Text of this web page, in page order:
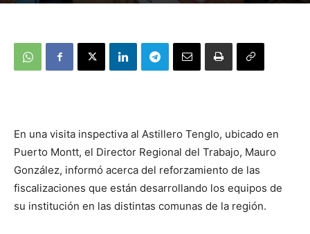
En una visita inspectiva al Astillero Tenglo, ubicado en
Puerto Montt, el Director Regional del Trabajo, Mauro
González, informó acerca del reforzamiento de las
fiscalizaciones que están desarrollando los equipos de
su institución en las distintas comunas de la región.